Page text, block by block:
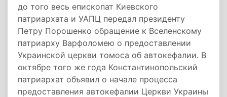
до того весь епископат Киевского
патриархата и УАПЦ передал президенту
Петру Порошенко обращение к Вселенскому
патриарху Варфоломею о предоставлении
Украинской церкви томоса об автокефалии. В
октябре того же года Константинопольский
патриархат объявил о начале процесса
предоставления автокефалии Церкви Украины